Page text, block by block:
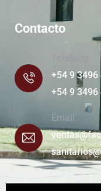
Contacto
+54 9 3496
+54 9 3496
Email